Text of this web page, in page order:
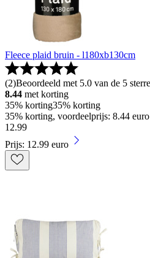
Fleece plaid bruin - l180xb130cm
(2)Beoordeeld met 5.0 van de 5
8.44 met korting
35% korting35% korting
35% korting, voordeelprijs: 8.44
12.99
Prijs: 12.99 euro